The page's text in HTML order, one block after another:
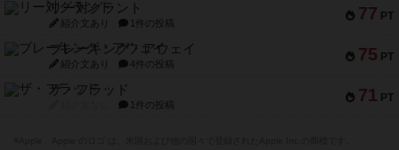
77 PT
リー対グラント
紹介文あり 1件の投稿
75 PT
ブレーキング・アウェイ
紹介文あり 4件の投稿
71 PT
ザ・フラッド
1件の投稿